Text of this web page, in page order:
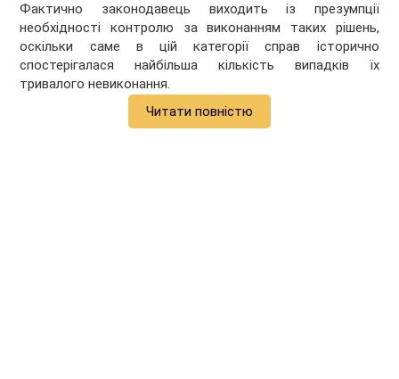
Фактично законодавець виходить із презумпції
необхідності контролю за виконанням таких рішень,
оскільки саме в цій категорії справ історично
спостерігалася найбільша кількість випадків їх
тривалого невиконання.
Читати повністю